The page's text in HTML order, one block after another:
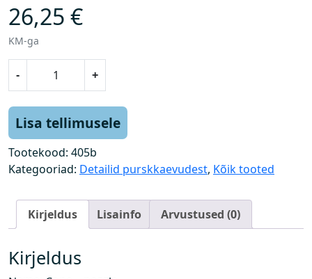
26,25 €
KM-ga
-
-
d
ü
o
g
u
+
Lisa tellimusele
Tootekood: 405b
Kategooriad: Detailid purskkaevudest, Kõik tooted
Kirjeldus Lisainfo Arvustused (0)
Kirjeldus